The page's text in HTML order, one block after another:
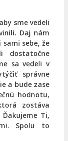
sme vedeli
Daj nám
sebe, že
dostatočne
sa vedeli v
správne
a bude zase
hodnotu,
zostáva
Ti,
Spolu to